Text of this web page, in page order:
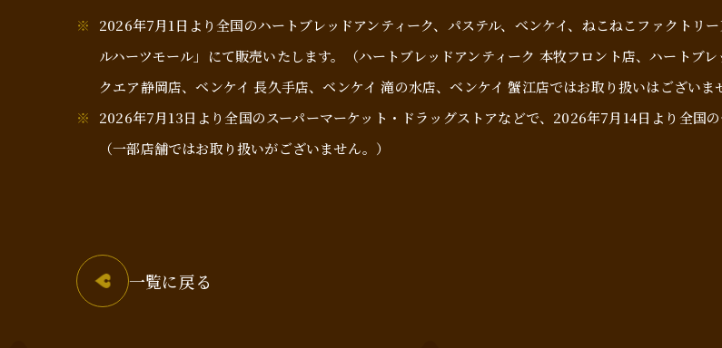
2026年7⽉1⽇より全国のハートブレッドアンティーク、パステル、べンケイ、ねこねこファクトリ
ルハーツモール」にて販売いたします。（ハートブレッドアンティーク 本牧フロント店、ハートブ
クエア静岡店、ベンケイ 長久手店、ベンケイ 滝の水店、ベンケイ 蟹江店ではお取り扱いはございま
2026年7⽉13⽇より全国のスーパーマーケット・ドラッグストアなどで、2026年7⽉14⽇より全国の
（一部店舗ではお取り扱いがございません。）
一覧に戻る